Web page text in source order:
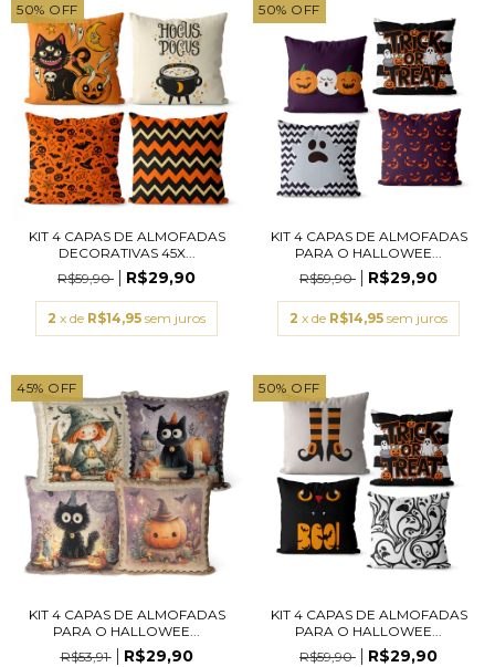
50% OFF
KIT 4 CAPAS DE ALMOFADAS
DECORATIVAS 45X...
R$59,90
R$29,90
2 x de R$14,95 sem juros
50% OFF
KIT 4 CAPAS DE ALMOFADAS
PARA O HALLOWEE...
R$59,90
R$29,90
2 x de R$14,95 sem juros
45% OFF
KIT 4 CAPAS DE ALMOFADAS
PARA O HALLOWEE...
R$53,91
R$29,90
50% OFF
KIT 4 CAPAS DE ALMOFADAS
PARA O HALLOWEE...
R$59,90
R$29,90